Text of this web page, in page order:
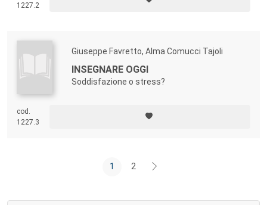
1227.2
Giuseppe Favretto, Alma Comucci Tajoli
INSEGNARE OGGI
Soddisfazione o stress?
cod.
1227.3
1 2